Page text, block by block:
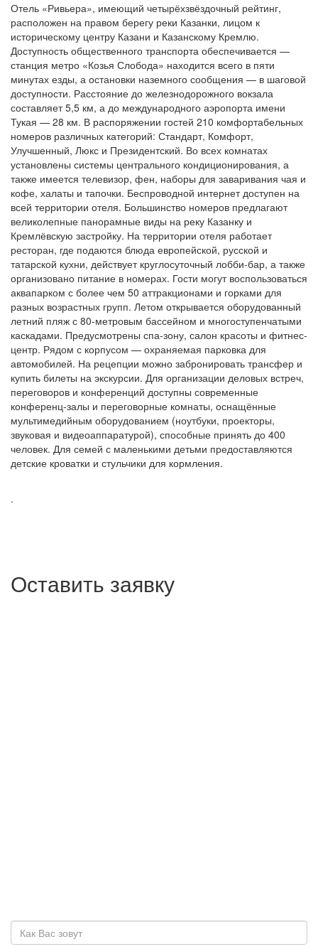
Отель «Ривьера», имеющий четырёхзвёздочный рейтинг,
расположен на правом берегу реки Казанки, лицом к
историческому центру Казани и Казанскому Кремлю.
Доступность общественного транспорта обеспечивается —
станция метро «Козья Слобода» находится всего в пяти
минутах езды, а остановки наземного сообщения — в шаговой
доступности. Расстояние до железнодорожного вокзала
составляет 5,5 км, а до международного аэропорта имени
Тукая — 28 км. В распоряжении гостей 210 комфортабельных
номеров различных категорий: Стандарт, Комфорт,
Улучшенный, Люкс и Президентский. Во всех комнатах
установлены системы центрального кондиционирования, а
также имеется телевизор, фен, наборы для заваривания чая и
кофе, халаты и тапочки. Беспроводной интернет доступен на
всей территории отеля. Большинство номеров предлагают
великолепные панорамные виды на реку Казанку и
Кремлёвскую застройку. На территории отеля работает
ресторан, где подаются блюда европейской, русской и
татарской кухни, действует круглосуточный лобби-бар, а также
организовано питание в номерах. Гости могут воспользоваться
аквапарком с более чем 50 аттракционами и горками для
разных возрастных групп. Летом открывается оборудованный
летний пляж с 80-метровым бассейном и многоступенчатыми
каскадами. Предусмотрены спа-зону, салон красоты и фитнес-
центр. Рядом с корпусом — охраняемая парковка для
автомобилей. На рецепции можно забронировать трансфер и
купить билеты на экскурсии. Для организации деловых встреч,
переговоров и конференций доступны современные
конференц-залы и переговорные комнаты, оснащённые
мультимедийным оборудованием (ноутбуки, проекторы,
звуковая и видеоаппаратурой), способные принять до 400
человек. Для семей с маленькими детьми предоставляются
детские кроватки и стульчики для кормления.
.
Оставить заявку